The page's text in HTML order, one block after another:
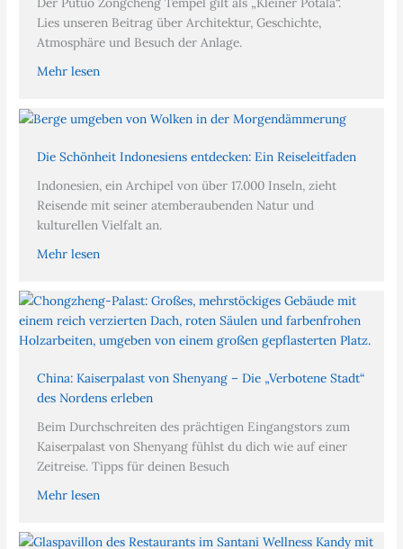
Lies unseren Beitrag über Architektur, Geschichte,
Atmosphäre und Besuch der Anlage.
Mehr lesen
Die Schönheit Indonesiens entdecken: Ein Reiseleitfaden
Indonesien, ein Archipel von über 17.000 Inseln, zieht
Reisende mit seiner atemberaubenden Natur und
kulturellen Vielfalt an.
Mehr lesen
China: Kaiserpalast von Shenyang – Die „Verbotene Stadt“
des Nordens erleben
Beim Durchschreiten des prächtigen Eingangstors zum
Kaiserpalast von Shenyang fühlst du dich wie auf einer
Zeitreise. Tipps für deinen Besuch
Mehr lesen